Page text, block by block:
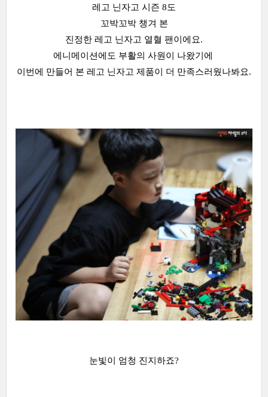
레고 닌자고 시즌 8도
꼬박꼬박 챙겨 본
진정한 레고 닌자고 열혈 팬이에요.
에니메이션에도 부활의 사원이 나왔기에
이번에 만들어 본 레고 닌자고 제품이 더 만족스러웠나봐요.
눈빛이 엄청 진지하죠?